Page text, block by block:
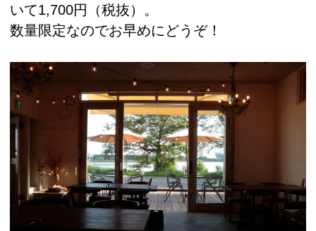
いて1,700円（税抜）。
数量限定なのでお早めにどうぞ！